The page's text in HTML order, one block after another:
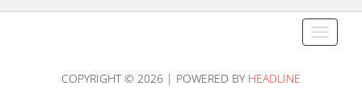
Toggle
COPYRIGHT © 2026 | POWERED BY HEADLINE